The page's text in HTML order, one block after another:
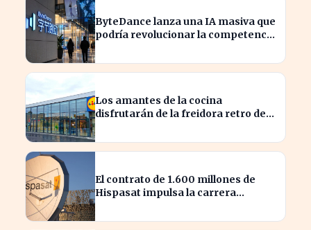
ByteDance lanza una IA masiva que
podría revolucionar la competencia
Los amantes de la cocina
disfrutarán de la freidora retro de
El contrato de 1.600 millones de
Hispasat impulsa la carrera